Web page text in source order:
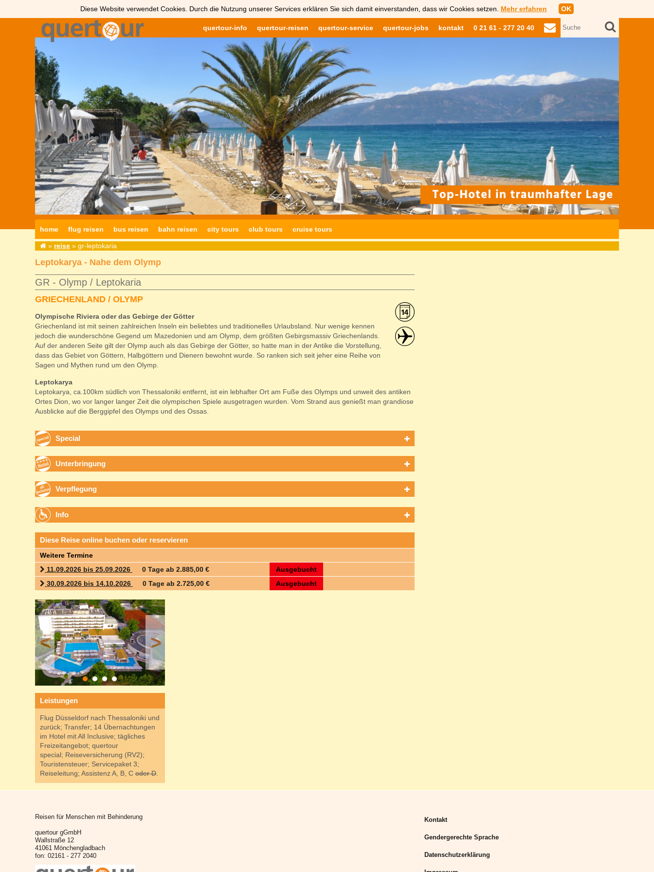
Diese Website verwendet Cookies. Durch die Nutzung unserer Services erklären Sie sich damit einverstanden, dass wir Cookies setzen. Mehr erfahren OK
0 21 61 - 277 20 40
quertour-info quertour-reisen quertour-service quertour-jobs kontakt
home flug reisen bus reisen bahn reisen city tours club tours cruise tours
» reise » gr-leptokaria
Leptokarya - Nahe dem Olymp
GR - Olymp / Leptokaria
GRIECHENLAND / OLYMP
Olympische Riviera oder das Gebirge der Götter
Griechenland ist mit seinen zahlreichen Inseln ein beliebtes und traditionelles Urlaubsland. Nur wenige kennen
jedoch die wunderschöne Gegend um Mazedonien und am Olymp, dem größten Gebirgsmassiv Griechenlands.
Auf der anderen Seite gilt der Olymp auch als das Gebirge der Götter, so hatte man in der Antike die Vorstellung,
dass das Gebiet von Göttern, Halbgöttern und Dienern bewohnt wurde. So ranken sich seit jeher eine Reihe von
Sagen und Mythen rund um den Olymp.
Leptokarya
Leptokarya, ca.100km südlich von Thessaloniki entfernt, ist ein lebhafter Ort am Fuße des Olymps und unweit des antiken
Ortes Dion, wo vor langer langer Zeit die olympischen Spiele ausgetragen wurden. Vom Strand aus genießt man grandiose
Ausblicke auf die Berggipfel des Olymps und des Ossas.
Special
Unterbringung
Verpflegung
Info
Diese Reise online buchen oder reservieren
Weitere Termine
Ausgebucht
11.09.2026 bis 25.09.2026
0 Tage ab 2.885,00 €
Ausgebucht
30.09.2026 bis 14.10.2026 0 Tage ab 2.725,00 €
< >
Leistungen
Flug Düsseldorf nach Thessaloniki und
zurück; Transfer; 14 Übernachtungen
im Hotel mit All Inclusive; tägliches
Freizeitangebot; quertour
special; Reiseversicherung (RV2);
Touristensteuer; Servicepaket 3;
Reiseleitung; Assistenz A, B, C oder D
Reisen für Menschen mit Behinderung
quertour gGmbH
Wallstraße 12
41061 Mönchengladbach
fon: 02161 - 277 2040
Kontakt
Gendergerechte Sprache
Datenschutzerklärung